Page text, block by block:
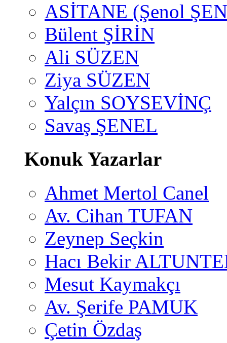
ASİTANE (Şenol
Bülent ŞİRİN
Ali SÜZEN
Ziya SÜZEN
Yalçın SOYSEVİNÇ
Savaş ŞENEL
Konuk Yazarlar
Ahmet Mertol Canel
Av. Cihan TUFAN
Zeynep Seçkin
Hacı Bekir
Mesut Kaymakçı
Av. Şerife PAMUK
Çetin Özdaş